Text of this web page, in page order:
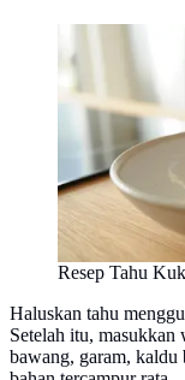
Resep Tahu
Haluskan tahu
Setelah itu,
bawang, garam, kaldu